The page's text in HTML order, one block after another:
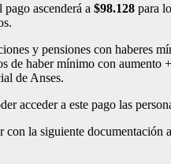
ascenderá a $98.128 para
y pensiones con haberes
de haber mínimo con
de Anses.
acceder a este pago las
con la siguiente